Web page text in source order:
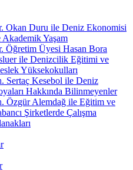
Okan Duru ile Deniz Ekonomisi
Akademik Yaşam
Öğretim Üyesi Hasan Bora
ile Denizcilik Eğitimi ve
Yüksekokulları
Sertaç Kesebol ile Deniz
Hakkında Bilinmeyenler
Özgür Alemdağ ile Eğitim ve
Şirketlerde Çalışma